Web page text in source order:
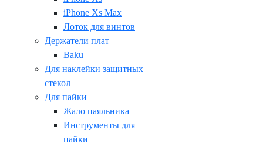
iPhone Xs Max
Лоток для винтов
Держатели плат
Baku
Для наклейки защитных
стекол
Для пайки
Жало паяльника
Инструменты для
пайки